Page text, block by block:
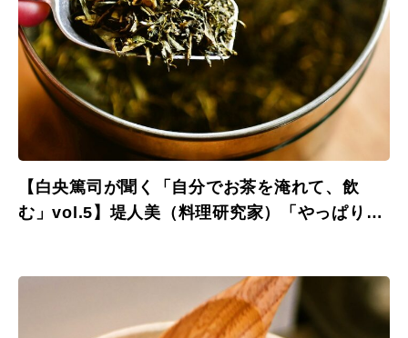
【白央篤司が聞く「自分でお茶を淹れて、飲
む」vol.5】堤人美（料理研究家）「やっぱりお